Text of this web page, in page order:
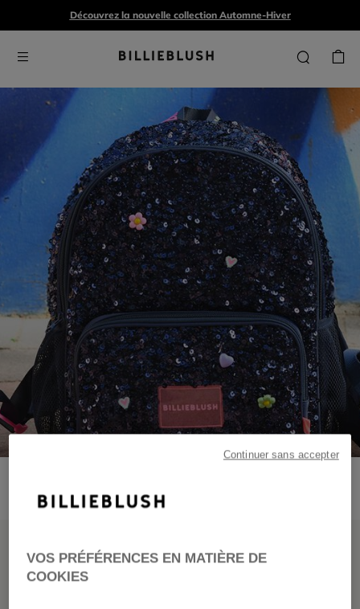
Découvrez la nouvelle collection Automne-Hiver
NOUVELLE COLLECTION
BILLIEBLUSH FAIT
VOS PRÉFÉRENCES EN MATIÈRE DE
COOKIES
Continuer sans accepter